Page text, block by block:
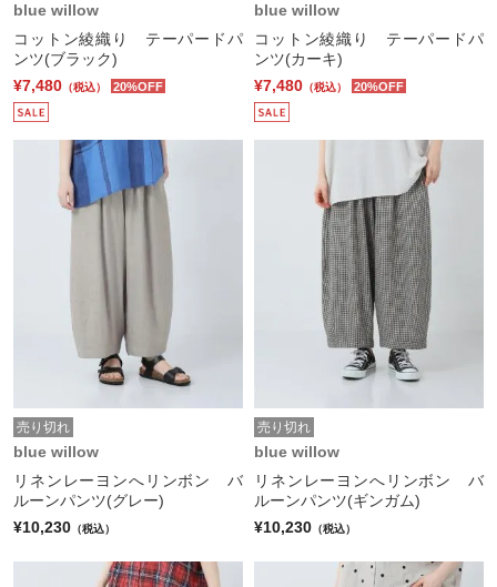
blue willow
コットン綾織り テーパードパ
ンツ(ブラック)
¥7,480 （税込） 20%OFF
blue willow
コットン綾織り テーパードパ
ンツ(カーキ)
¥7,480 （税込） 20%OFF
売り切れ
blue willow
リネンレーヨンへリンボン バ
ルーンパンツ(グレー)
¥10,230 （税込）
売り切れ
blue willow
リネンレーヨンへリンボン バ
ルーンパンツ(ギンガム)
¥10,230 （税込）